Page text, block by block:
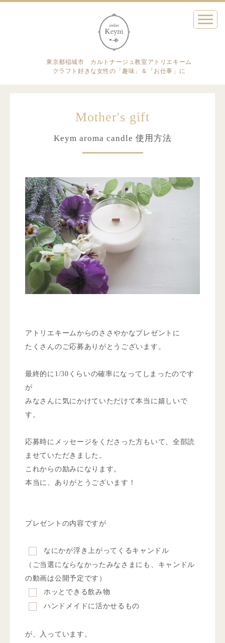
東京都稲城市 カルトナージュ教室アトリエキーム
クラフト好きな女性の「趣味」＆「お仕事」に
Mother's gift
Keym aroma candle 使用方法
アトリエキームからのささやかなプレゼントに
たくさんのご応募ありがとうございます。
最終的に1/30くらいの確率になってしまったのです
が
みなさんに気にかけていただけて本当に嬉しいで
す。
応募時にメッセージをくださった方もいて、全部読
ませていただきました。
これからの励みになります。
本当に、ありがとうございます！
プレゼントの内容ですが
なにかが浮き上がってくるキャンドル
（ご当選にならなかったみなさまにも、キャンドル
の動画は公開予定です）
ホッとできる飲み物
ハンドメイドに活かせるもの
が、入っています。